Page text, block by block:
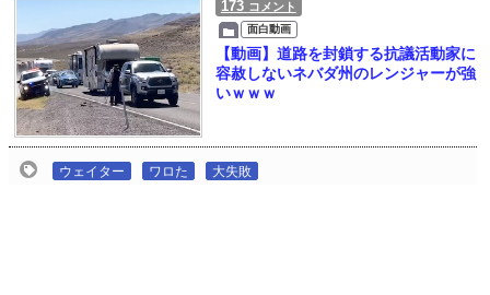
173 コメント
面白動画
【動画】道路を封鎖する抗議活動家に
容赦しないネバダ州のレンジャーが強
いｗｗｗ
ウェイター ワロた 大失敗